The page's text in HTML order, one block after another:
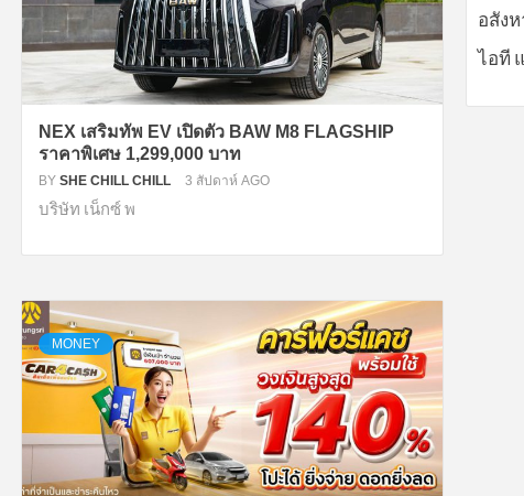
NEX เสริมทัพ EV เปิดตัว BAW M8 FLAGSHIP
ราคาพิเศษ 1,299,000 บาท
BY SHE CHILL CHILL 3 สัปดาห์ AGO
บริษัท เน็กซ์ พ
MONEY
อสัง
ไอที